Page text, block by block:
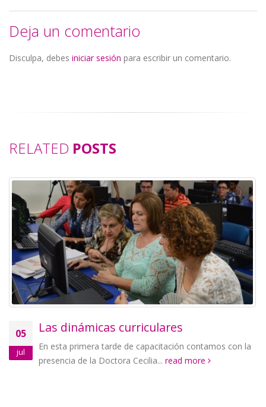
Deja un comentario
Disculpa, debes iniciar sesión para escribir un comentario.
RELATED POSTS
05
jul
Las dinámicas curriculares
En esta primera tarde de capacitación contamos con la
presencia de la Doctora Cecilia... read more